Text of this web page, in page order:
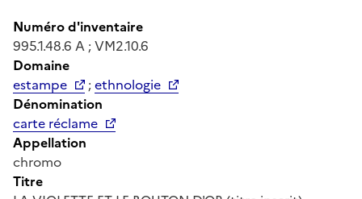
Numéro d'inventaire
995.1.48.6 A ; VM2.10.6
Domaine
estampe
;ethnologie
Dénomination
carte réclame
Appellation
chromo
Titre